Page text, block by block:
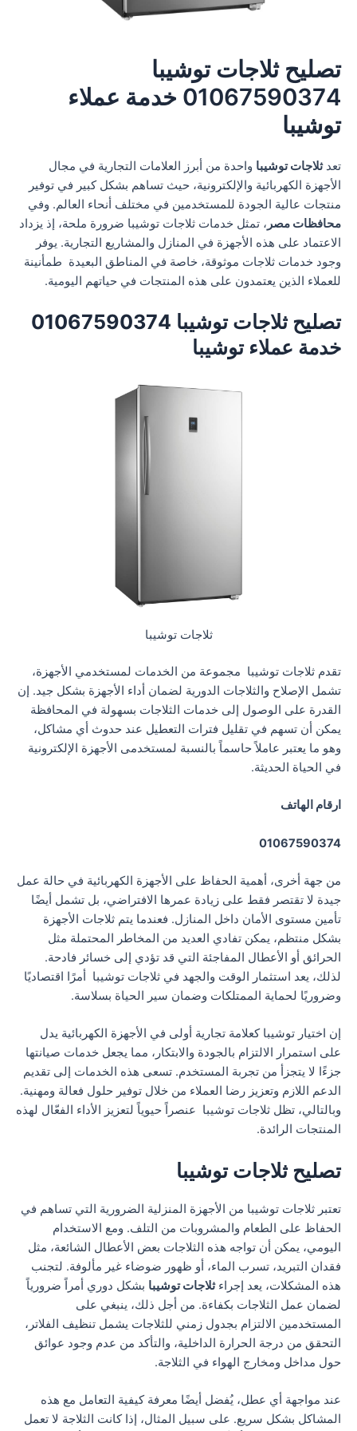
تصليح ثلاجات توشيبا
01067590374 خدمة عملاء
توشيبا
تعدثلاجات توشيبا واحدة من أبرز العلامات التجارية في مجال
الأجهزة الكهربائية والإلكترونية، حيث تساهم بشكل كبير في توفير
منتجات عالية الجودة للمستخدمين في مختلف أنحاء العالم. وفي
محافظات مصر ، تمثل خدمات ثلاجات توشيبا ضرورة ملحة، إذ يزداد
الاعتماد على هذه الأجهزة في المنازل والمشاريع التجارية. يوفر
وجود خدمات ثلاجات موثوقة، خاصة في المناطق البعيدة طمأنينة
للعملاء الذين يعتمدون على هذه المنتجات في حياتهم اليومية.
تصليح ثلاجات توشيبا 01067590374
خدمة عملاء توشيبا
ثلاجات توشيبا
تقدم ثلاجات توشيبا مجموعة من الخدمات لمستخدمي الأجهزة،
تشمل الإصلاح والثلاجات الدورية لضمان أداء الأجهزة بشكل جيد. إن
القدرة على الوصول إلى خدمات الثلاجات بسهولة في المحافظة
يمكن أن تسهم في تقليل فترات التعطيل عند حدوث أي مشاكل،
وهو ما يعتبر عاملاً حاسماً بالنسبة لمستخدمى الأجهزة الإلكترونية
في الحياة الحديثة.
ارقام الهاتف
01067590374
من جهة أخرى، أهمية الحفاظ على الأجهزة الكهربائية في حالة عمل
جيدة لا تقتصر فقط على زيادة عمرها الافتراضي، بل تشمل أيضًا
تأمين مستوى الأمان داخل المنازل. فعندما يتم ثلاجات الأجهزة
بشكل منتظم، يمكن تفادي العديد من المخاطر المحتملة مثل
الحرائق أو الأعطال المفاجئة التي قد تؤدي إلى خسائر فادحة.
لذلك، يعد استثمار الوقت والجهد في ثلاجات توشيبا أمرًا اقتصاديًا
وضروريًا لحماية الممتلكات وضمان سير الحياة بسلاسة.
إن اختيار توشيبا كعلامة تجارية أولى في الأجهزة الكهربائية يدل
على استمرار الالتزام بالجودة والابتكار، مما يجعل خدمات صيانتها
جزءًا لا يتجزأ من تجربة المستخدم. تسعى هذه الخدمات إلى تقديم
الدعم اللازم وتعزيز رضا العملاء من خلال توفير حلول فعالة ومهنية.
وبالتالي، تظل ثلاجات توشيبا عنصراً حيوياً لتعزيز الأداء الفعّال لهذه
المنتجات الرائدة.
تصليح ثلاجات توشيبا
تعتبر ثلاجات توشيبا من الأجهزة المنزلية الضرورية التي تساهم في
الحفاظ على الطعام والمشروبات من التلف. ومع الاستخدام
اليومي، يمكن أن تواجه هذه الثلاجات بعض الأعطال الشائعة، مثل
فقدان التبريد، تسرب الماء، أو ظهور ضوضاء غير مألوفة. لتجنب
هذه المشكلات، يعد إجراءثلاجات توشيبا بشكل دوري أمراً ضرورياً
لضمان عمل الثلاجات بكفاءة. من أجل ذلك، ينبغي على
المستخدمين الالتزام بجدول زمني للثلاجات يشمل تنظيف الفلاتر،
التحقق من درجة الحرارة الداخلية، والتأكد من عدم وجود عوائق
حول مداخل ومخارج الهواء في الثلاجة.
عند مواجهة أي عطل، يُفضل أيضًا معرفة كيفية التعامل مع هذه
المشاكل بشكل سريع. على سبيل المثال، إذا كانت الثلاجة لا تعمل